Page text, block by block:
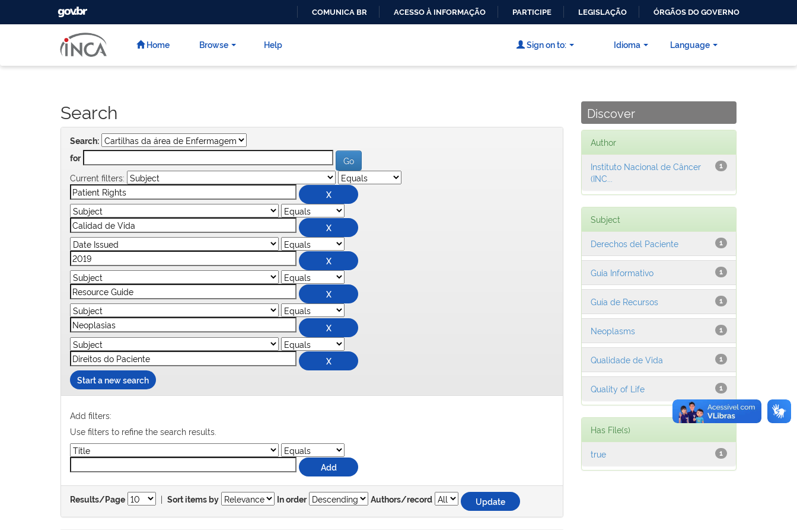
CONTEÚDO
GOVBR
COMUNICA BR ACESSO À INFORMAÇÃO PARTICIPE LEGISLAÇÃO ÓRGÃOS DO GOVERNO
Home Browse Help Language
Sign on to: Idioma
Search
Search:
for
Current filters:
Start a new search
Add filters:
Use filters to refine the search results.
Results/Page | Sort items by In order Authors/record
Discover
Author
1
Instituto Nacional de Câncer
(INC...
Subject
1
Derechos del Paciente
1
Guia Informativo
1
Guía de Recursos
1
Neoplasms
1
Qualidade de Vida
1
Quality of Life
Has File(s)
1
true